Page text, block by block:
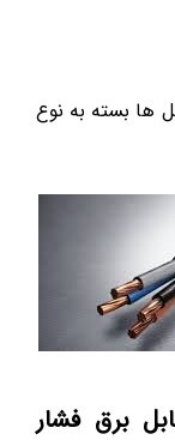
ها بسته به نوع
برق فشار